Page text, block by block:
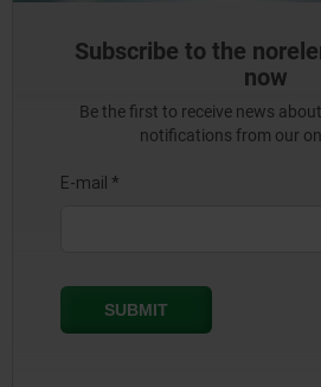
Subscribe to the
now
Be the first to receive news
notifications from our